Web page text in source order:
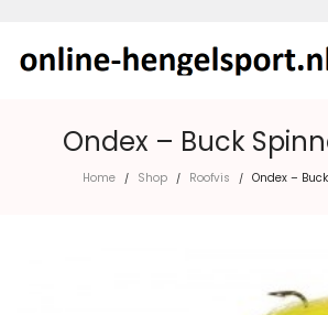
Ondex – Buck
Home / Shop / Roofvis / Ondex –